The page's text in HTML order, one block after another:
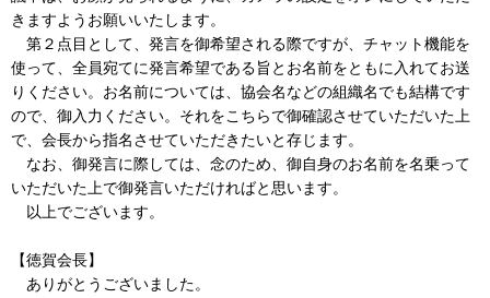
きますようお願いいたします。
第２点目として、発言を御希望される際ですが、チャット機能を
使って、全員宛てに発言希望である旨とお名前をともに入れてお送
りください。お名前については、協会名などの組織名でも結構です
ので、御入力ください。それをこちらで御確認させていただいた上
で、会長から指名させていただきたいと存じます。
なお、御発言に際しては、念のため、御自身のお名前を名乗って
いただいた上で御発言いただければと思います。
以上でございます。
【徳賀会長】
ありがとうございました。